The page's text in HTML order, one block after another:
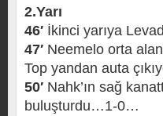
2.Yarı
46′ İkinci yarıya
47′ Neemelo orta
Top yandan auta
50′ Nahk’ın sağ
buluşturdu…1-0…